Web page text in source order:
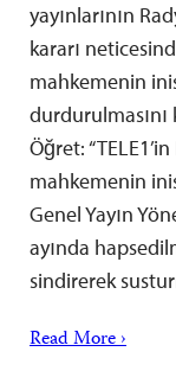
yayınlarının
kararı
mahkemenin
durdurulmasını
Öğret:
mahkemenin
Genel Yayın
ayında
sindirerek
Read More ›